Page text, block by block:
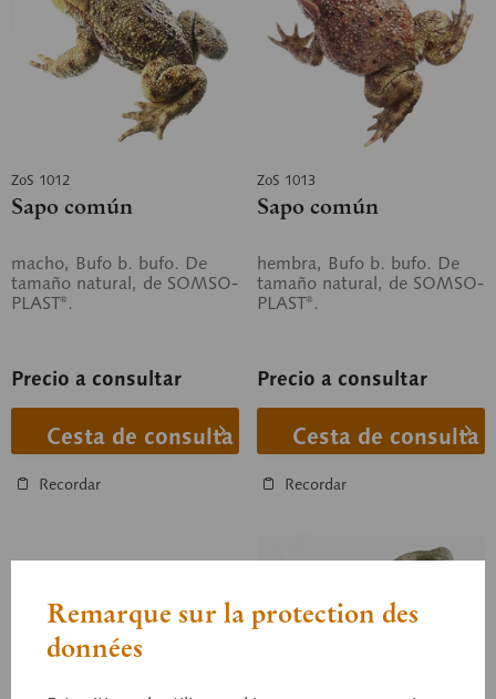
ZoS 1012
Sapo común
macho, Bufo b. bufo. De
tamaño natural, de SOMSO-
PLAST®.
Precio a consultar
Cesta de consulta
Recordar
ZoS 1013
Sapo común
hembra, Bufo b. bufo. De
tamaño natural, de SOMSO-
PLAST®.
Precio a consultar
Cesta de consulta
Recordar
Remarque sur la protection des
données